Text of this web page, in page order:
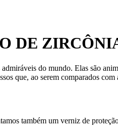
DE
do mundo. Elas são
que, ao serem comparados
também um verniz de